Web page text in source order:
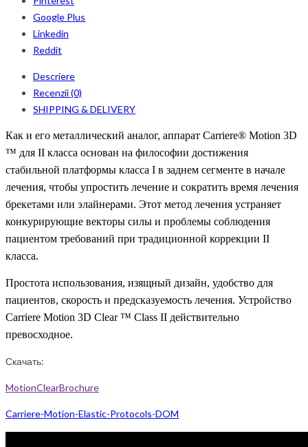
Google Plus
Linkedin
Reddit
Descriere
Recenzii (0)
SHIPPING & DELIVERY
Как и его металлический аналог, аппарат Carriere® Motion 3D
™ для II класса основан на философии достижения
стабильной платформы класса I в заднем сегменте в начале
лечения, чтобы упростить лечение и сократить время лечения
брекетами или элайнерами. Этот метод лечения устраняет
конкурирующие векторы силы и проблемы соблюдения
пациентом требований при традиционной коррекции II
класса.
Простота использования, изящный дизайн, удобство для
пациентов, скорость и предсказуемость лечения. Устройство
Carriere Motion 3D Clear ™ Class II действительно
превосходное.
Скачать:
MotionClearBrochure
Carriere-Motion-Elastic-Protocols-DOM